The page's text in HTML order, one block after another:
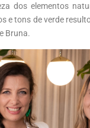
dos elementos
tons de verde
Bruna.